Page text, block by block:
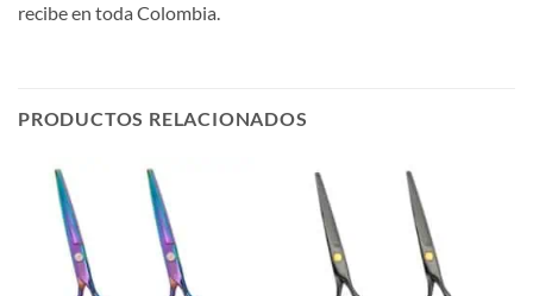
recibe en toda Colombia.
PRODUCTOS RELACIONADOS